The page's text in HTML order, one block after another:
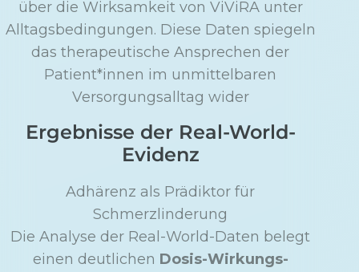
über die Wirksamkeit von ViViRA unter
Alltagsbedingungen. Diese Daten spiegeln
das therapeutische Ansprechen der
Patient*innen im unmittelbaren
Versorgungsalltag wider
Ergebnisse der Real-World-
Evidenz
Adhärenz als Prädiktor für
Schmerzlinderung
Die Analyse der Real-World-Daten belegt
einen deutlichen Dosis-Wirkungs-